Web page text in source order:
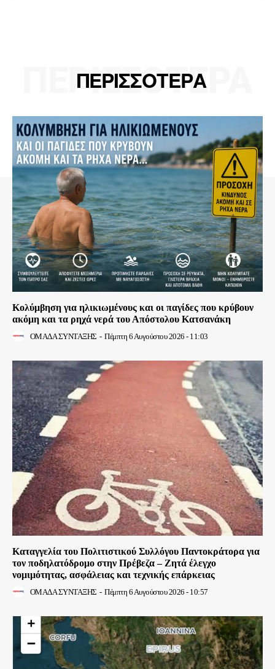
ΠΕΡΙΣΣΟΤΕΡΑ
ΠΕΡΙΣΣΟΤΕΡΑ
Κολύμβηση για ηλικιωμένους και οι παγίδες που κρύβουν
ακόμη και τα ρηχά νερά του Απόστολου Κατσανάκη
ΟΜΑΔΑ ΣΥΝΤΑΞΗΣ - Πέμπτη 6 Αυγούστου 2026 - 11:03
Καταγγελία του Πολιτιστικού Συλλόγου Παντοκράτορα για
τον ποδηλατόδρομο στην Πρέβεζα – Ζητά έλεγχο
νομιμότητας, ασφάλειας και τεχνικής επάρκειας
ΟΜΑΔΑ ΣΥΝΤΑΞΗΣ - Πέμπτη 6 Αυγούστου 2026 - 10:57